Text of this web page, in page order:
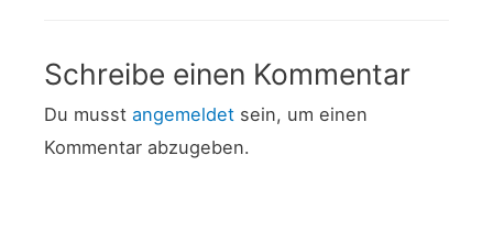
Schreibe einen Kommentar
Du musstangemeldet sein, um einen
Kommentar abzugeben.